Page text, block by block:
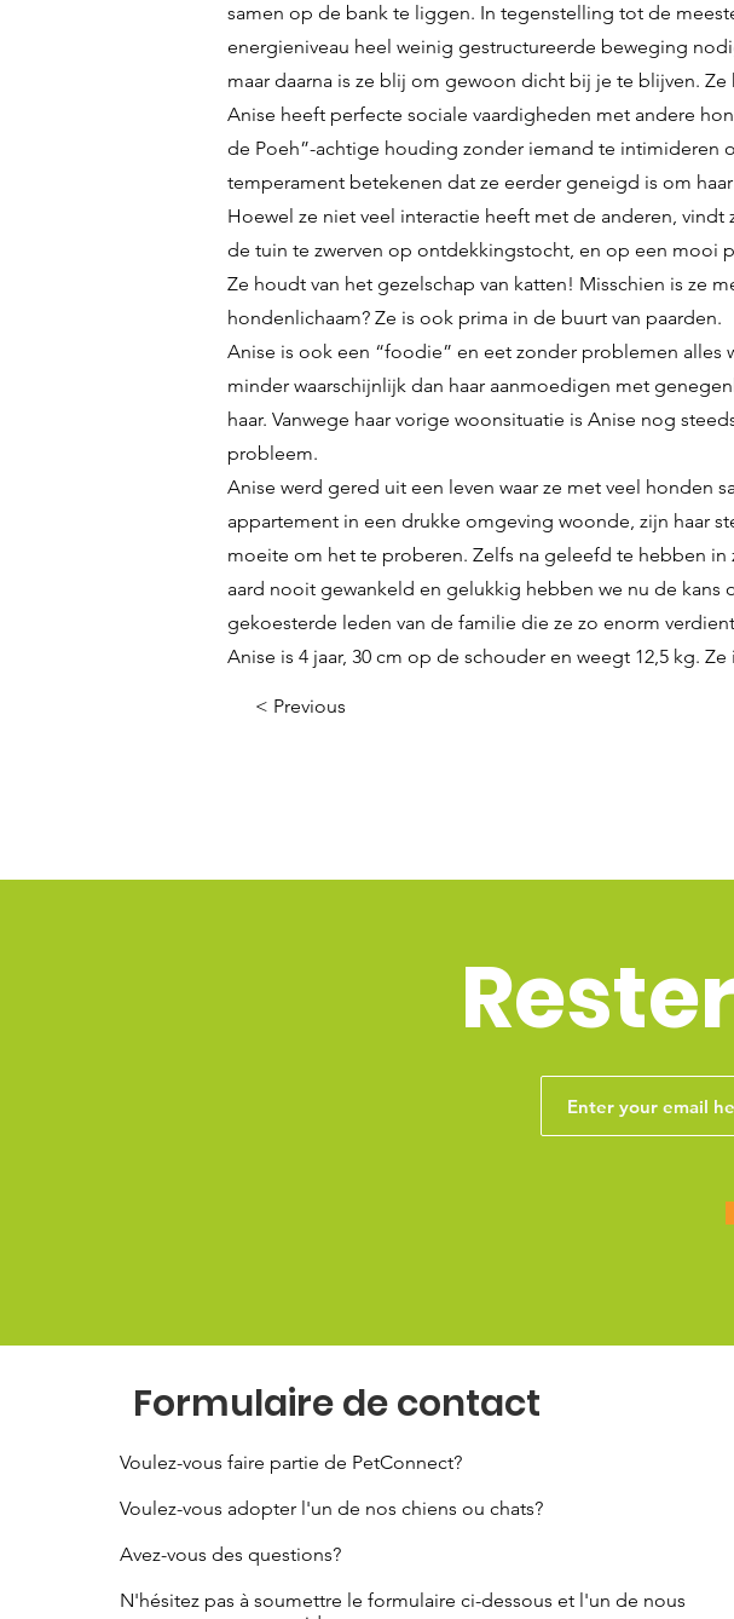
samen op de bank te liggen. In tegenstelling tot de
energieniveau heel weinig gestructureerde beweging
maar daarna is ze blij om gewoon dicht bij je te blijven. Ze
Anise heeft perfecte sociale vaardigheden met andere
de Poeh”-achtige houding zonder iemand te intimideren
temperament betekenen dat ze eerder geneigd is om
Hoewel ze niet veel interactie heeft met de anderen,
de tuin te zwerven op ontdekkingstocht, en op een mooi
Ze houdt van het gezelschap van katten! Misschien is ze
hondenlichaam? Ze is ook prima in de buurt van paarden.
Anise is ook een “foodie” en eet zonder problemen alles
minder waarschijnlijk dan haar aanmoedigen met
haar. Vanwege haar vorige woonsituatie is Anise nog
probleem.
Anise werd gered uit een leven waar ze met veel
appartement in een drukke omgeving woonde, zijn haar
moeite om het te proberen. Zelfs na geleefd te hebben
aard nooit gewankeld en gelukkig hebben we nu de kans
gekoesterde leden van de familie die ze zo enorm
Anise is 4 jaar, 30 cm op de schouder en weegt 12,5 kg.
< Previous
Formulaire de contact
Voulez-vous faire partie de PetConnect?
Voulez-vous adopter l'un de nos chiens ou chats?
Avez-vous des questions?
N'hésitez pas à soumettre le formulaire ci-dessous et l'un de nous